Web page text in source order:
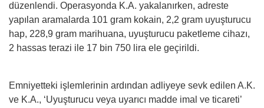
düzenlendi. Operasyonda K.A. yakalanırken, adreste
yapılan aramalarda 101 gram kokain, 2,2 gram uyuşturucu
hap, 228,9 gram marihuana, uyuşturucu paketleme cihazı,
2 hassas terazi ile 17 bin 750 lira ele geçirildi.
Emniyetteki işlemlerinin ardından adliyeye sevk edilen A.K.
ve K.A., ‘Uyuşturucu veya uyarıcı madde imal ve ticareti’